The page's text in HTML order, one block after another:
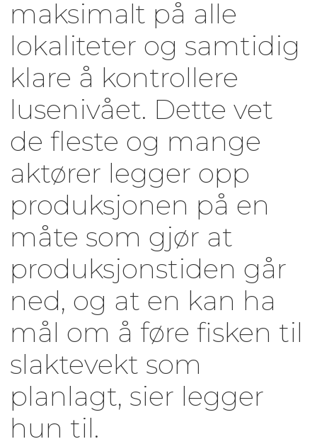
maksimalt på alle
lokaliteter og samtidig
klare å kontrollere
lusenivået. Dette vet
de fleste og mange
aktører legger opp
produksjonen på en
måte som gjør at
produksjonstiden går
ned, og at en kan ha
mål om å føre fisken til
slaktevekt som
planlagt, sier legger
hun til.